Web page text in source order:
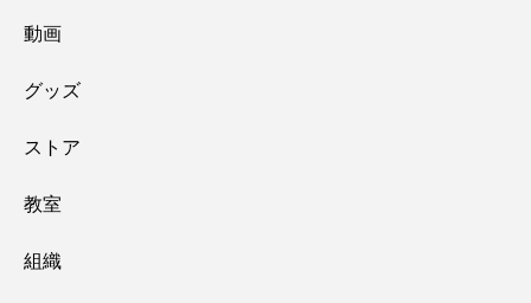
動画
グッズ
ストア
教室
組織